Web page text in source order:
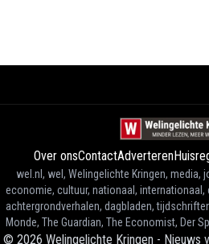
Over onsContactAdverteren
wel.nl, wel, Welingelichte Kringen, media,
economie, cultuur, nationaal,
achtergrondverhalen, dagbladen,
Monde, The Guardian, The Economist, Der
© 2026 Welingelichte Kringen - Nieuws